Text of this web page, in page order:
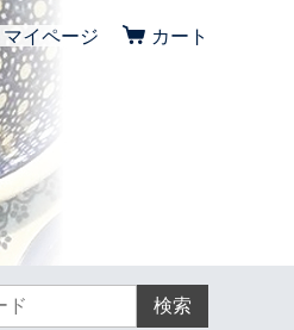
マイページ カート
検索